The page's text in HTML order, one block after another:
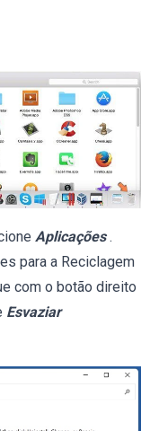
Aplicações .
para a Reciclagem
com o botão direito
Esvaziar